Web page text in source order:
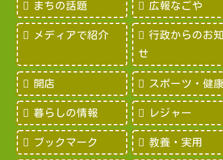
まちの話題 広報なごや
メディアで紹介
行政からのお
せ
開店 スポーツ・健康
暮らしの情報 レジャー
ブックマーク 教養・実用